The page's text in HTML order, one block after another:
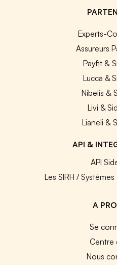
Experts-
Assureurs
Payfit &
Lucca &
Nibelis &
Livi &
Lianeli &
API &
API
Les SIRH /
A
Se
Centre
Nous